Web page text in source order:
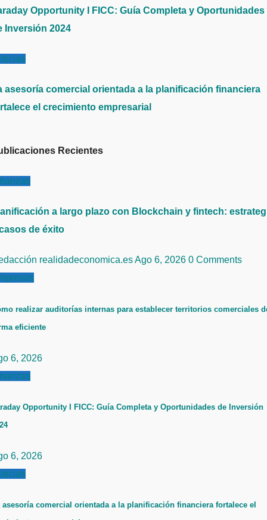
Opportunity I FICC: Guía Completa y Oportunidades
Inversión 2024
asesoría comercial orientada a la planificación financiera
el crecimiento empresarial
Recientes
a largo plazo con Blockchain y fintech:
de éxito
realidadeconomica.esAgo 6, 2026 0 Comments
realizar auditorías internas para establecer territorios comerciales
eficiente
6, 2026
Opportunity I FICC: Guía Completa y Oportunidades de Inversión
6, 2026
asesoría comercial orientada a la planificación financiera fortalece el